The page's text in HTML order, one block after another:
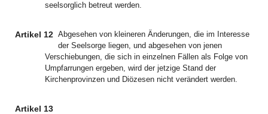
seelsorglich betreut werden.
Artikel 12 Abgesehen von kleineren Änderungen, die im Interesse
der Seelsorge liegen, und abgesehen von jenen
Verschiebungen, die sich in einzelnen Fällen als Folge von
Umpfarrungen ergeben, wird der jetzige Stand der
Kirchenprovinzen und Diözesen nicht verändert werden.
Artikel 13